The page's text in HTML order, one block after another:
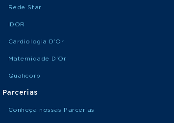
Rede Star
IDOR
Cardiologia D’Or
Maternidade D'Or
Qualicorp
Parcerias
Conheça nossas Parcerias